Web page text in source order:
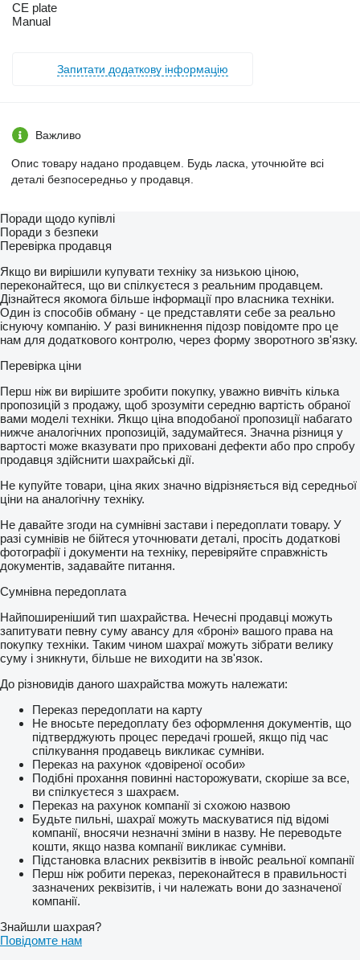
CE plate
Manual
Запитати додаткову інформацію
Важливо
Опис товару надано продавцем. Будь ласка, уточнюйте всі
деталі безпосередньо у продавця.
Поради щодо купівлі
Поради з безпеки
Перевірка продавця
Якщо ви вирішили купувати техніку за низькою ціною,
переконайтеся, що ви спілкуєтеся з реальним продавцем.
Дізнайтеся якомога більше інформації про власника техніки.
Один із способів обману - це представляти себе за реально
існуючу компанію. У разі виникнення підозр повідомте про це
нам для додаткового контролю, через форму зворотного зв'язку.
Перевірка ціни
Перш ніж ви вирішите зробити покупку, уважно вивчіть кілька
пропозицій з продажу, щоб зрозуміти середню вартість обраної
вами моделі техніки. Якщо ціна вподобаної пропозиції набагато
нижче аналогічних пропозицій, задумайтеся. Значна різниця у
вартості може вказувати про приховані дефекти або про спробу
продавця здійснити шахрайські дії.
Не купуйте товари, ціна яких значно відрізняється від середньої
ціни на аналогічну техніку.
Не давайте згоди на сумнівні застави і передоплати товару. У
разі сумнівів не бійтеся уточнювати деталі, просіть додаткові
фотографії і документи на техніку, перевіряйте справжність
документів, задавайте питання.
Сумнівна передоплата
Найпоширеніший тип шахрайства. Нечесні продавці можуть
запитувати певну суму авансу для «броні» вашого права на
покупку техніки. Таким чином шахраї можуть зібрати велику
суму і зникнути, більше не виходити на зв'язок.
До різновидів даного шахрайства можуть належати:
Переказ передоплати на карту
Не вносьте передоплату без оформлення документів, що
підтверджують процес передачі грошей, якщо під час
спілкування продавець викликає сумніви.
Переказ на рахунок «довіреної особи»
Подібні прохання повинні насторожувати, скоріше за все,
ви спілкуєтеся з шахраєм.
Переказ на рахунок компанії зі схожою назвою
Будьте пильні, шахраї можуть маскуватися під відомі
компанії, вносячи незначні зміни в назву. Не переводьте
кошти, якщо назва компанії викликає сумніви.
Підстановка власних реквізитів в інвойс реальної компанії
Перш ніж робити переказ, переконайтеся в правильності
зазначених реквізитів, і чи належать вони до зазначеної
компанії.
Знайшли шахрая?
Повідомте нам